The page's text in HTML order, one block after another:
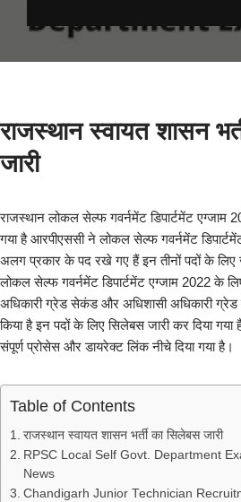
राजस्थान स्वायत शासन
जारी
राजस्थान लोकल सेल्फ गवर्नमेंट डिपार्टमेंट एग्जाम
गया है आरपीएससी ने लोकल सेल्फ गवर्नमेंट
अलग प्रकार के पद रखे गए हैं इन तीनों पदों के लिए
लोकल सेल्फ गवर्नमेंट डिपार्टमेंट एग्जाम 2022 के
अधिकारी ग्रेड सेकंड और अधिशासी अधिकारी ग्रेड
किया है इन पदों के लिए सिलेबस जारी कर दिया
संपूर्ण प्रोसेस और डायरेक्ट लिंक नीचे दिया गया है।
Table of Contents
राजस्थान स्वायत शासन भर्ती का सिलेबस जारी
RPSC Local Self Govt. Department
News
Chandigarh Junior Technician